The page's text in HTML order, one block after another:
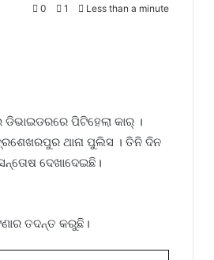
0 1 Less than a minute
ପିଟିହେଲା କାର୍ ।
ଥାନା ପୁଲିସ । ତିନି ଦିନ
ଦେଖାଦେଇଛି।
ତଦନ୍ତ କରୁଛି।